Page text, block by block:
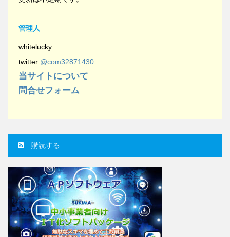
管理人
whitelucky
twitter @com32871430
当サイトについて
問合せフォーム
購読する